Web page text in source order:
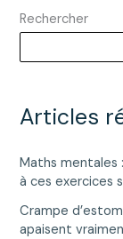
transforment
des
?
Rechercher
Articles
Maths mentales
à ces exercices
Crampe
apaisent